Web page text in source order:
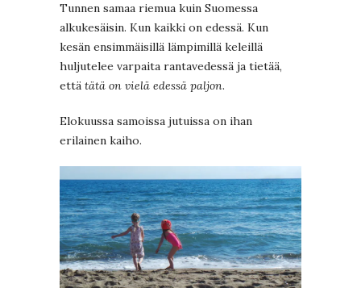
Tunnen samaa riemua kuin Suomessa
alkukesäisin. Kun kaikki on edessä. Kun
kesän ensimmäisillä lämpimillä keleillä
huljutelee varpaita rantavedessä ja tietää,
että tätä on vielä edessä paljon.
Elokuussa samoissa jutuissa on ihan
erilainen kaiho.